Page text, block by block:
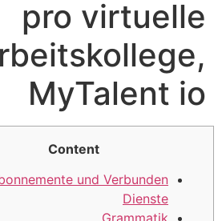
pro virtuelle
MyTalent io
Content
und Verbunden
Dienste